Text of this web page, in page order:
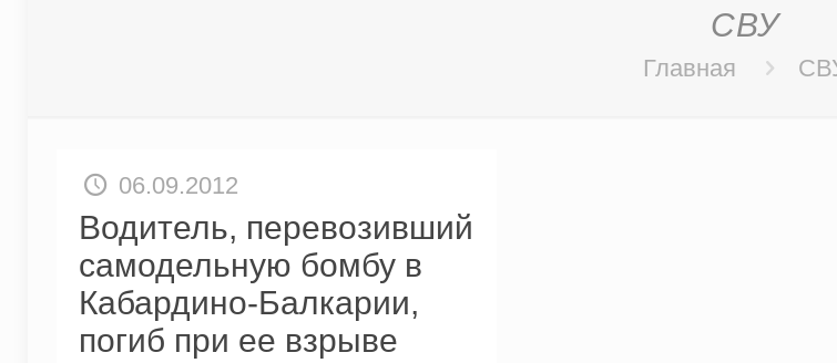
СВУ
Главная
06.09.2012
Водитель, перевозивший
самодельную бомбу в
Кабардино-Балкарии,
погиб при ее взрыве